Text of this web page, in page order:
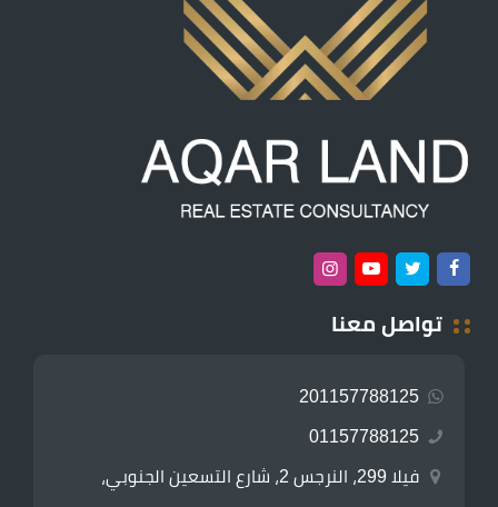
تواصل معنا
201157788125
01157788125
فيلا 299، النرجس 2، شارع التسعين الجنوبي،